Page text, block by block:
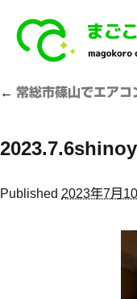
← 常総市篠山でエアコ
Published 2023年7月